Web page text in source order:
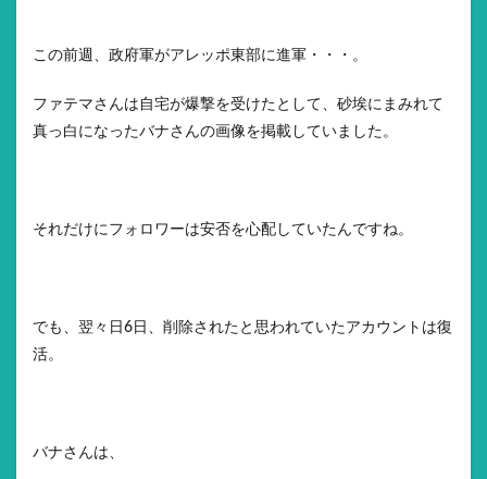
この前週、政府軍がアレッポ東部に進軍・・・。
ファテマさんは自宅が爆撃を受けたとして、砂埃にまみれて
真っ白になったバナさんの画像を掲載していました。
それだけにフォロワーは安否を心配していたんですね。
でも、翌々日6日、削除されたと思われていたアカウントは復
活。
バナさんは、